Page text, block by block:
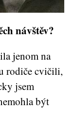
návštěv?
jenom na
rodiče cvičili,
jsem
být